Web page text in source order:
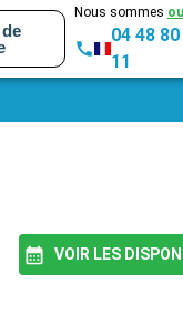
Nous sommes
04 48 80
11
VOIR LES